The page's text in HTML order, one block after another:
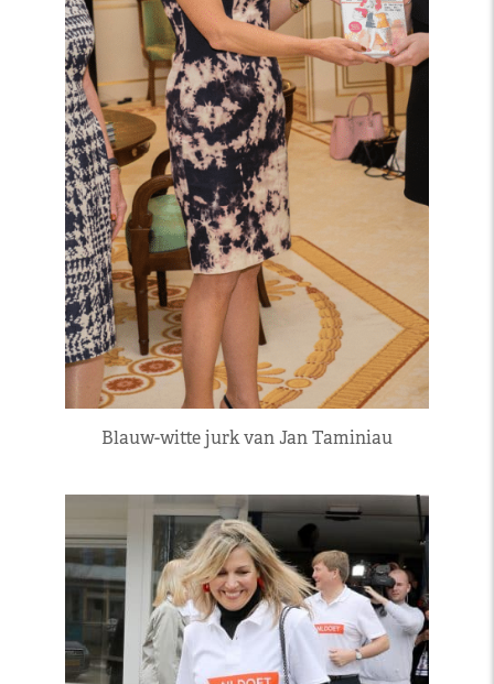
Blauw-witte jurk van Jan Taminiau